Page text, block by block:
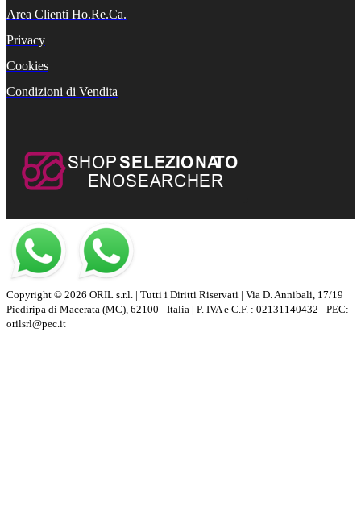
Area Clienti Ho.Re.Ca.
Privacy
Cookies
Condizioni di Vendita
Copyright © 2026 ORIL s.r.l. | Tutti i Diritti Riservati | Via D. Annibali, 17/19
Piediripa di Macerata (MC), 62100 - Italia | P. IVA e C.F. : 02131140432 - PEC:
orilsrl@pec.it